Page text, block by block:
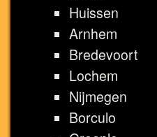
Huissen
Arnhem
Bredevoort
Lochem
Nijmegen
Borculo